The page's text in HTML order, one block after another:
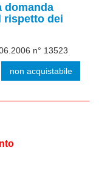
domanda
rispetto dei
n° 13523
non acquistabile